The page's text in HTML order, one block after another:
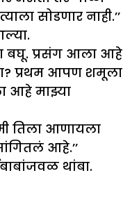
सोडणार नाही.’’
बघू. प्रसंग आला आहे
प्रथम आपण शमूला
आहे माझ्या
तिला आणायला
आहे.’’
थांबा.